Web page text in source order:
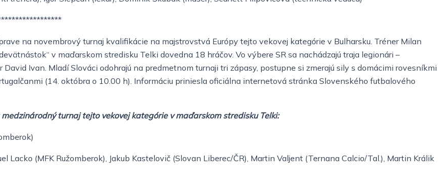
na novembrový turnaj kvalifikácie na majstrovstvá Európy tejto vekovej kategórie v Bulharsku. Tréner Milan
v maďarskom stredisku Telki dovedna 18 hráčov. Vo výbere SR sa nachádzajú traja legionári –
Ivan. Mladí Slováci odohrajú na predmetnom turnaji tri zápasy, postupne si zmerajú sily s domácimi rovesníkmi
(14. októbra o 10.00 h). Informáciu priniesla oficiálna internetová stránka Slovenského futbalového
medzinárodný turnaj tejto vekovej kategórie v maďarskom stredisku Telki:
Lacko (MFK Ružomberok), Jakub Kastelovič (Slovan Liberec/ČR), Martin Valjent (Ternana Calcio/Tal.), Martin Králik